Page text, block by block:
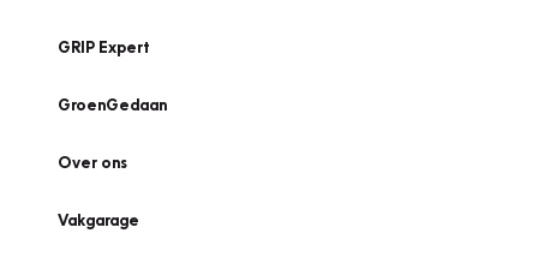
GRIP Expert
GroenGedaan
Over ons
Vakgarage